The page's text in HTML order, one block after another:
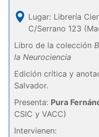
Lugar: Librería
C/Serrano 123
Libro de la colección
la Neurociencia
Edición crítica y
Salvador.
Presenta: Pura
CSIC y VACC)
Intervienen: